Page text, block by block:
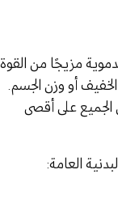
مزيجًا من القوة
أو وزن الجسم.
على أقصى
العامة: